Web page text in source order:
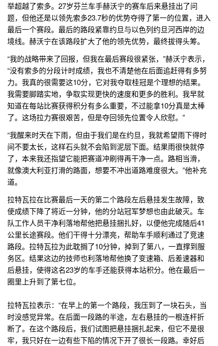
举超越了索多。27岁芬兰车手赫沃宁的赛车后来悬挂出了问
题，但他还是以领先索多23.7秒的优势夺得了第一的位置，进入
最后一个赛段。最后的路段紧靠约旦与以色列约旦河西岸的边
境线。赫沃宁在该路段扩大了他的领先优势，最终拔得头筹。
“我的战略带来了回报，但我在最后赛段很紧张，”赫沃宁表示，
“没有索多的分段计时成绩，我也不清楚他在后面追赶得有多努
力。我真的很需要这10分，它对我夺取桂冠是个理想的结果。
我需要脚踏实地，争取实现更快的速度和更多的胜利。我早就
知道在每站比赛获得积分有多么重要，不过能拿10分真是太棒
了。这场拉力赛很艰苦，但是夺回领先位置令人欣慰。”
“我醒来时天在下雨，但由于我们是在约旦，我就希望雨下得时
间不要太长，这样石头就不会陷到泥层下面。结果雨很快就停
了，本来我还指望它能把赛道冲刷得再干净一点。路相当滑，
就像澳大利亚打滑的路面，想要不冲出道路难度很大。”他补充
道。
拉特瓦拉在比赛最后一天的第二个路段左后悬挂发生故障，致
使成绩下降了将近一分钟，他的分站冠军梦想也由此破灭。车
队工作人员干净利落地帮他把悬挂捆扎好，以便他完成随后41
公里长途赛段。他们干得十分漂亮，帮助车手顺利通过了竞速
路段。拉特瓦拉为此耽搁了10分钟，掉到了第八，一直撑到服
务区。结果这边的技师也利落地帮他换了变速箱、后差速器和
后悬挂，使得这名23岁的车手还能获得本站积分。他在最后一
圈里上升到了第七位。
拉特瓦拉表示：“在早上的第一个路段，我压到了一块石头，当
时没感觉异常。在后面一段路的半途，左右悬挂的一根连杆折
断了。在这个路段后，我们试图把悬挂捆扎起来，但它不是很
牢，我只好在一边有些下陷的情况下开了很长一段路。幸好后